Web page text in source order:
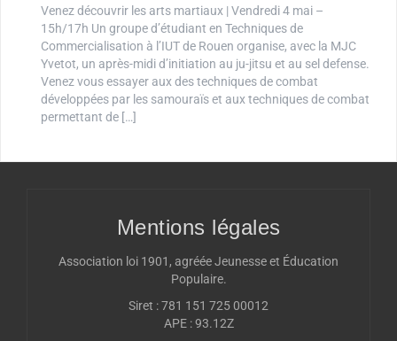
Venez découvrir les arts martiaux | Vendredi 4 mai –
15h/17h Un groupe d’étudiant en Techniques de
Commercialisation à l’IUT de Rouen organise, avec la MJC
Yvetot, un après-midi d’initiation au ju-jitsu et au sel defense.
Venez vous essayer aux des techniques de combat
développées par les samouraïs et aux techniques de combat
permettant de […]
Mentions légales
Association loi 1901, agréée Jeunesse et Éducation
Populaire.
Siret : 781 151 725 00012
APE : 93.12Z